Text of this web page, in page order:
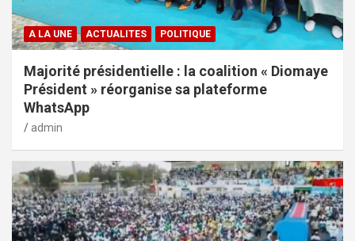
A LA UNE ACTUALITES POLITIQUE
Majorité présidentielle : la coalition « Diomaye
Président » réorganise sa plateforme
WhatsApp
admin